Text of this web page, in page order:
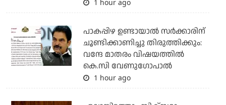
1 hour ago
പാകപ്പിഴ ഉണ്ടായാല്‍ സര്‍ക്കാരിന്
ചൂണ്ടിക്കാണിച്ചു തിരുത്തിക്കും:
വന്ദേ മാതരം വിഷയത്തില്‍
കെ.സി വേണുഗോപാല്‍
1 hour ago